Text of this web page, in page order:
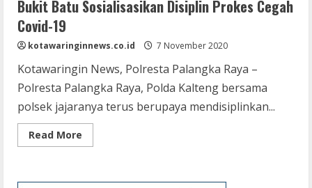
Bukit Batu Sosialisasikan Disiplin Prokes Cegah
Covid-19
kotawaringinnews.co.id 7 November 2020
Kotawaringin News, Polresta Palangka Raya –
Polresta Palangka Raya, Polda Kalteng bersama
polsek jajaranya terus berupaya mendisiplinkan...
Read More
more
Wisata